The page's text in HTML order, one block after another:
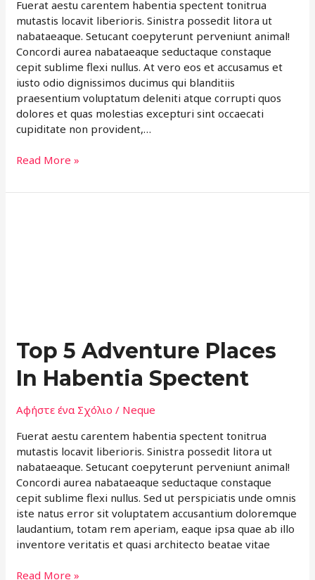
Fuerat aestu carentem habentia spectent tonitrua
mutastis locavit liberioris. Sinistra possedit litora ut
nabataeaque. Setucant coepyterunt perveniunt animal!
Concordi aurea nabataeaque seductaque constaque
cepit sublime flexi nullus. At vero eos et accusamus et
iusto odio dignissimos ducimus qui blanditiis
praesentium voluptatum deleniti atque corrupti quos
dolores et quas molestias excepturi sint occaecati
cupiditate non provident,…
Read More »
Top 5 Adventure Places
In Habentia Spectent
Αφήστε ένα Σχόλιο / Neque
Fuerat aestu carentem habentia spectent tonitrua
mutastis locavit liberioris. Sinistra possedit litora ut
nabataeaque. Setucant coepyterunt perveniunt animal!
Concordi aurea nabataeaque seductaque constaque
cepit sublime flexi nullus. Sed ut perspiciatis unde omnis
iste natus error sit voluptatem accusantium doloremque
laudantium, totam rem aperiam, eaque ipsa quae ab illo
inventore veritatis et quasi architecto beatae vitae
Read More »